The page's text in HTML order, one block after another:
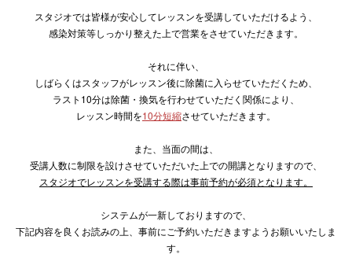
スタジオでは皆様が安心してレッスンを受講していただけるよう、
感染対策等しっかり整えた上で営業をさせていただきます。
それに伴い、
しばらくはスタッフがレッスン後に除菌に入らせていただくため、
ラスト10分は除菌・換気を行わせていただく関係により、
レッスン時間を10分短縮させていただきます。
また、当面の間は、
受講人数に制限を設けさせていただいた上での開講となりますので、
スタジオでレッスンを受講する際は事前予約が必須となります。
システムが一新しておりますので、
下記内容を良くお読みの上、事前にご予約いただきますようお願いいたしま
す。